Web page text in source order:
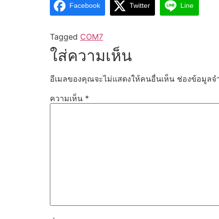
Facebook Twitter Line
Tagged COM7
ใส่ความเห็น
อีเมลของคุณจะไม่แสดงให้คนอื่นเห็น ช่องข้อมูลจ
ความเห็น *